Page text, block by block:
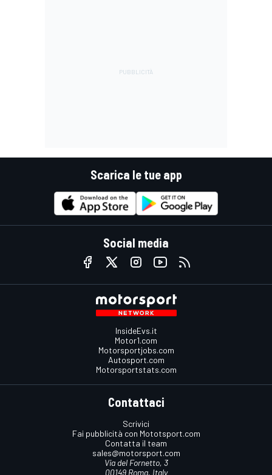
Scarica le tue app
Social media
InsideEvs.it
Motor1.com
Motorsportjobs.com
Autosport.com
Motorsportstats.com
Contattaci
Scrivici
Fai pubblicità con Mototsport.com
Contatta il team
sales@motorsport.com
Via del Fornetto, 3
00149 Roma, Italy